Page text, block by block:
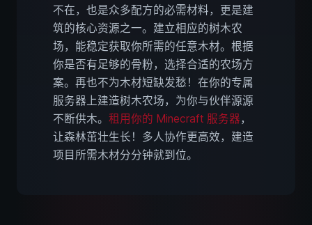
不在，也是众多配方的必需材料，更是建
筑的核心资源之一。建立相应的树木农
场，能稳定获取你所需的任意木材。根据
你是否有足够的骨粉，选择合适的农场方
案。再也不为木材短缺发愁！在你的专属
服务器上建造树木农场，为你与伙伴源源
不断供木。 租用你的 Minecraft 服务器，
让森林茁壮生长！多人协作更高效，建造
项目所需木材分分钟就到位。